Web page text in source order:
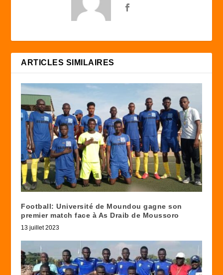
ARTICLES SIMILAIRES
Football: Université de Moundou gagne son
premier match face à As Draib de Moussoro
13 juillet 2023